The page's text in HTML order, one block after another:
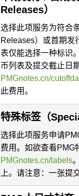
Releases）
选择此项服务为符合
Releases）或首期发
表仅能选择一种标识
币列表及提交截止日
PMGnotes.cn/
此费用。
特殊标签（
选择此项服务申请
费用。如欲查看PMG
PMGnotes.cn/labels
上。请注意：一张提